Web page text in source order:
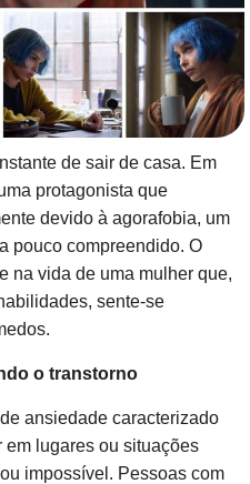
de sair de casa. Em
protagonista que
devido à agorafobia, um
pouco compreendido. O
na vida de uma mulher que,
sente-se
o transtorno
ansiedade caracterizado
em lugares ou situações
impossível. Pessoas com